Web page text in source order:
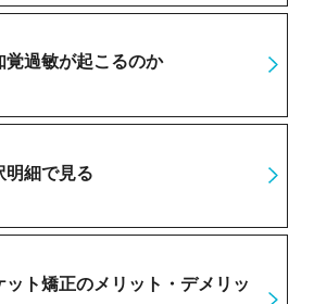
覚過敏が起こるのか
明細で見る
ット矯正のメリット・デメリッ